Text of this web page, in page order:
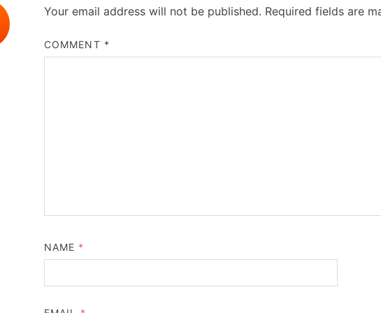
Your email address will not be published. Required fields are
COMMENT *
NAME *